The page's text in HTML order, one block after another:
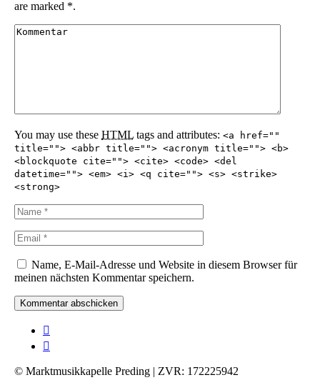
are marked *.
You may use these HTML tags and attributes: <a href=""
title=""> <abbr title=""> <acronym title=""> <b>
<blockquote cite=""> <cite> <code> <del
datetime=""> <em> <i> <q cite=""> <s> <strike>
<strong>
Name, E-Mail-Adresse und Website in diesem Browser für
meinen nächsten Kommentar speichern.
© Marktmusikkapelle Preding | ZVR: 172225942